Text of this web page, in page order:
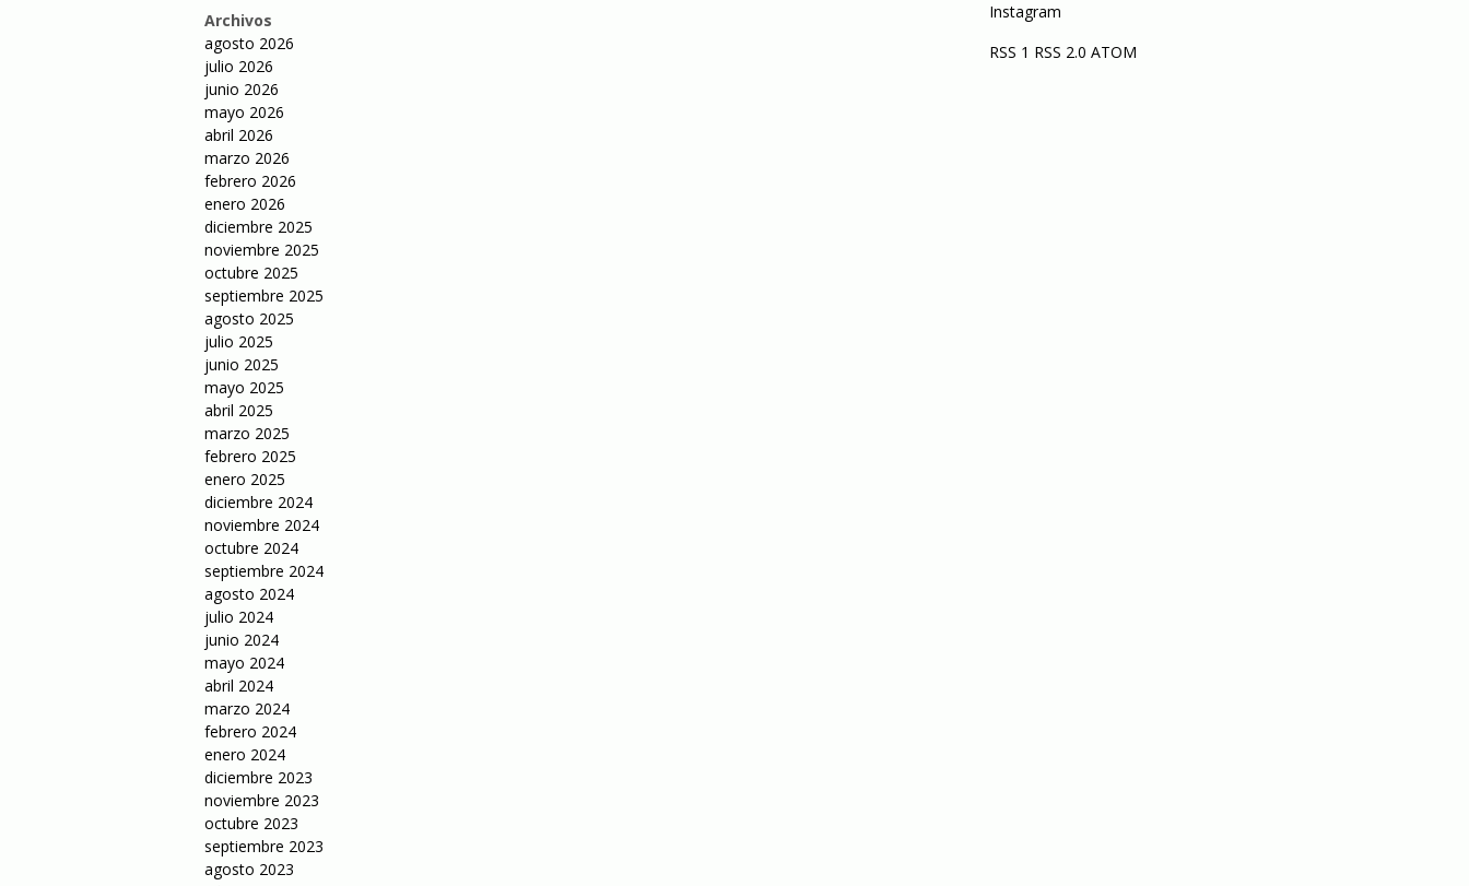
Archivos
agosto 2026
julio 2026
junio 2026
mayo 2026
abril 2026
marzo 2026
febrero 2026
enero 2026
diciembre 2025
noviembre 2025
octubre 2025
septiembre 2025
agosto 2025
julio 2025
junio 2025
mayo 2025
abril 2025
marzo 2025
febrero 2025
enero 2025
diciembre 2024
noviembre 2024
octubre 2024
septiembre 2024
agosto 2024
julio 2024
junio 2024
mayo 2024
abril 2024
marzo 2024
febrero 2024
enero 2024
diciembre 2023
noviembre 2023
octubre 2023
septiembre 2023
agosto 2023
Instagram
RSS 1 RSS 2.0 ATOM